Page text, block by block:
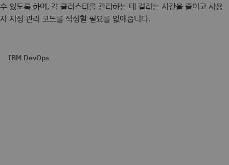
수 있도록 하여, 각 클러스터를 관리하는 데 걸리는 시간을 줄이고 사용
자 지정 관리 코드를 작성할 필요를 없애줍니다.
IBM DevOps